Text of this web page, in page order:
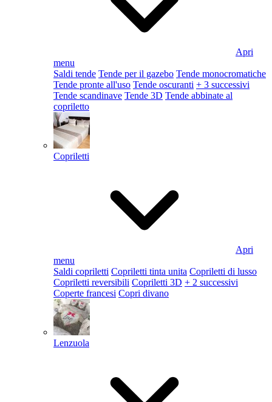
Apri
menu
Saldi tende Tende per il gazebo Tende monocromatiche
Tende pronte all'uso Tende oscuranti + 3 successivi
Tende scandinave Tende 3D Tende abbinate al
copriletto
Copriletti
Apri
menu
Saldi copriletti Copriletti tinta unita Copriletti di lusso
Copriletti reversibili Copriletti 3D + 2 successivi
Coperte francesi Copri divano
Lenzuola